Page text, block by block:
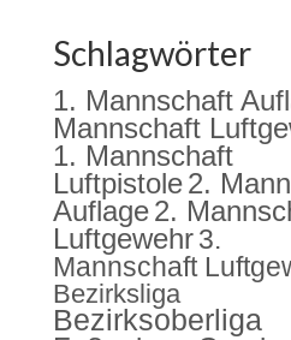
Schlagwörter
1. Mannschaft
Mannschaft
1. Mannschaft
Luftpistole 2.
Auflage 2.
Luftgewehr 3.
Mannschaft
Bezirksliga
Bezirksoberliga